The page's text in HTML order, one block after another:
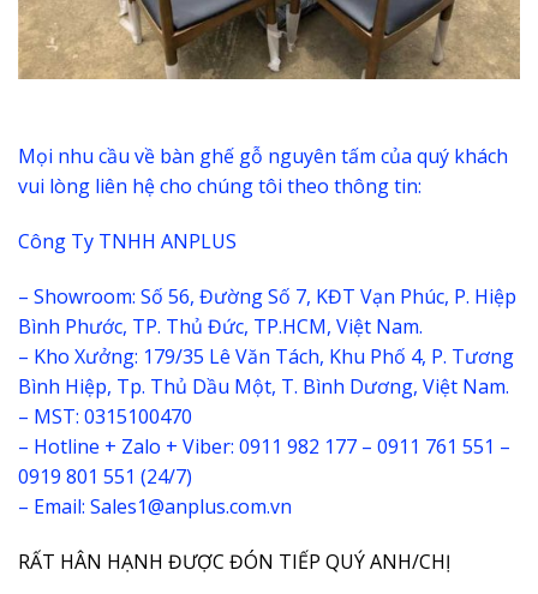
Mọi nhu cầu về bàn ghế gỗ nguyên tấm của quý khách
vui lòng liên hệ cho chúng tôi theo thông tin:
Công Ty TNHH ANPLUS
– Showroom: Số 56, Đường Số 7, KĐT Vạn Phúc, P. Hiệp
Bình Phước, TP. Thủ Đức, TP.HCM, Việt Nam.
– Kho Xưởng: 179/35 Lê Văn Tách, Khu Phố 4, P. Tương
Bình Hiệp, Tp. Thủ Dầu Một, T. Bình Dương, Việt Nam.
– MST: 0315100470
– Hotline + Zalo + Viber: 0911 982 177 – 0911 761 551 –
0919 801 551 (24/7)
– Email: Sales1@anplus.com.vn
RẤT HÂN HẠNH ĐƯỢC ĐÓN TIẾP QUÝ ANH/CHỊ